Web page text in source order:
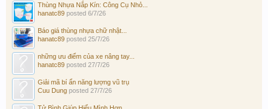
Thùng Nhựa Nắp Kín: Công Cụ Nhỏ...
hanatc89 posted 6/7/26
Báo giá thùng nhựa chữ nhật...
hanatc89 posted 25/7/26
những ưu điểm của xe nâng tay...
hanatc89 posted 27/7/26
Giải mã bí ẩn năng lượng vũ trụ
Cuu Dung posted 27/7/26
Tử Bình Giúp Hiểu Mình Hơn